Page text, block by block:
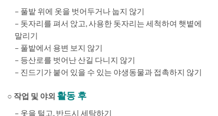
– 풀밭 위에 옷을 벗어두거나 눕지 않기
– 돗자리를 펴서 앉고, 사용한 돗자리는 세척하여 햇볕에
말리기
– 풀밭에서 용변 보지 않기
– 등산로를 벗어난 산길 다니지 않기
– 진드기가 붙어 있을 수 있는 야생동물과 접촉하지 않기
○ 작업 및 야외 활동 후
– 옷을 털고, 반드시 세탁하기